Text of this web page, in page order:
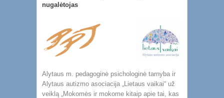
nugalėtojas
Alytaus m. pedagoginė psichologinė tarnyba ir
Alytaus autizmo asociacija „Lietaus vaikai“ už
veiklą „Mokomės ir mokome kitaip apie tai, kas